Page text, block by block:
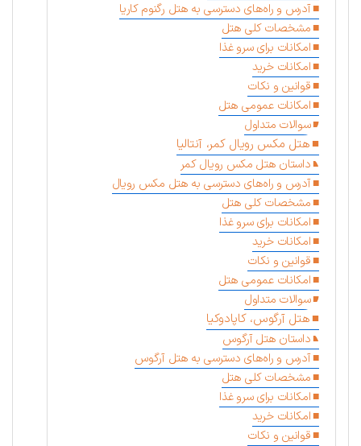
آدرس و راه‌های دسترسی به هتل رگنوم کاریا
مشخصات کلی هتل
امکانات برای سرو غذا
امکانات خرید
قوانین و نکات
امکانات عمومی هتل
سوالات متداول
هتل مکس رویال کمر، آنتالیا
داستان هتل مکس رویال کمر
آدرس و راه‌های دسترسی به هتل مکس رویال
مشخصات کلی هتل
امکانات برای سرو غذا
امکانات خرید
قوانین و نکات
امکانات عمومی هتل
سوالات متداول
هتل آرگوس، کاپادوکیا
داستان هتل آرگوس
آدرس و راه‌های دسترسی به هتل آرگوس
مشخصات کلی هتل
امکانات برای سرو غذا
امکانات خرید
قوانین و نکات